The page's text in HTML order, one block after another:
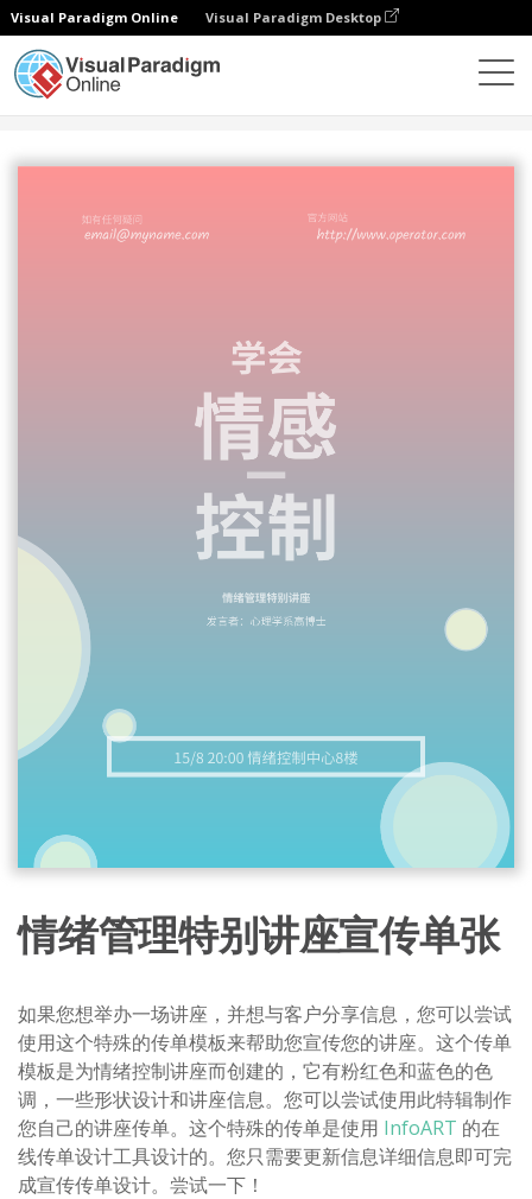
Visual Paradigm Online Visual Paradigm Desktop
情绪管理特别讲座宣传单张
如果您想举办一场讲座，并想与客户分享信息，您可以尝试
使用这个特殊的传单模板来帮助您宣传您的讲座。这个传单
模板是为情绪控制讲座而创建的，它有粉红色和蓝色的色
调，一些形状设计和讲座信息。您可以尝试使用此特辑制作
您自己的讲座传单。这个特殊的传单是使用 InfoART 的在
线传单设计工具设计的。您只需要更新信息详细信息即可完
成宣传传单设计。尝试一下！